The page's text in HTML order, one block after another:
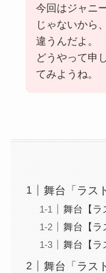
今回はジャニ
じゃないから
違うんだよ。
どうやって申
てみようね。
舞台「ラス
舞台【ラ
舞台【ラ
舞台【ラ
舞台「ラス